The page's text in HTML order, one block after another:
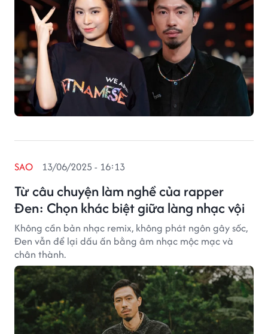
Từ câu chuyện làm nghề của rapper
Đen: Chọn khác biệt giữa làng nhạc vội
SAO 13/06/2025 - 16:13
Không cần bản nhạc remix, không phát ngôn gây sốc,
Đen vẫn để lại dấu ấn bằng âm nhạc mộc mạc và
chân thành.